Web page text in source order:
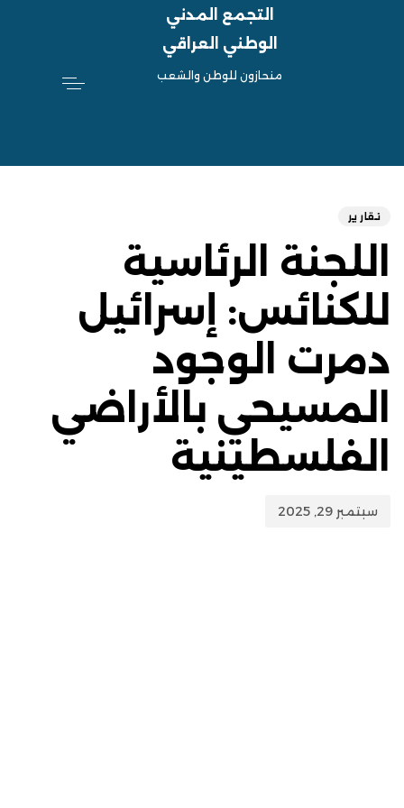
التجمع المدني
الوطني العراقي
منحازون للوطن والشعب
تقارير
اللجنة الرئاسية
للكنائس: إسرائيل
دمرت الوجود
المسيحي بالأراضي
الفلسطينية
سبتمبر 29, 2025